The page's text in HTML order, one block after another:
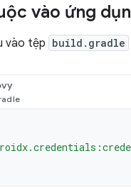
vào ứng
vào tệp build.gradle